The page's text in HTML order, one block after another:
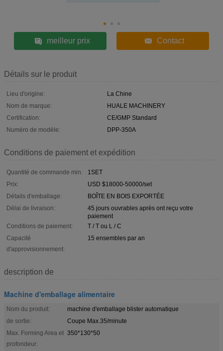
meilleur prix Contact
Détails sur le produit
Lieu d'origine:
La Chine
Nom de marque:
HUALE MACHINERY
Certification:
CE/GMP Standard
Numéro de modèle:
DPP-350A
Conditions de paiement et expédition
Quantité de commande min:
1SET
Prix:
USD $18000-50000/set
Détails d'emballage:
BOÎTE EN BOIS EXPORTÉE
Délai de livraison:
45 jours ouvrables après ont reçu votre
paiement
Conditions de paiement:
T / T ou L / C
Capacité
d'approvisionnement:
15 ensembles par an
description de
Machine d'emballage alimentaire
Nom du produit:
machine d'emballage blister automatique
de sortie:
Coupe Max.35/minute
Max. Forming Area et
profondeur:
350*130*50